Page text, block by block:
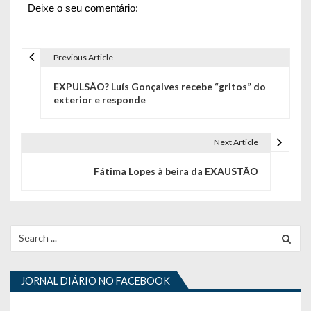
Deixe o seu comentário:
ã
o
d
Previous Article
EXPULSÃO? Luís Gonçalves recebe “gritos” do
exterior e responde
Next Article
Fátima Lopes à beira da EXAUSTÃO
for:
JORNAL DIÁRIO NO FACEBOOK